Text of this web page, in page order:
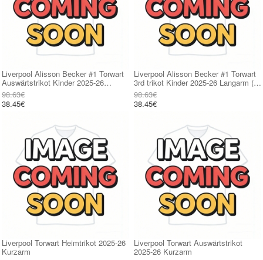
Liverpool Alisson Becker #1 Torwart
Auswärtstrikot Kinder 2025-26
Langarm (+ kurze hosen)
98.63€
38.45€
Liverpool Alisson Becker #1 Torwart
3rd trikot Kinder 2025-26 Langarm (+
kurze hosen)
98.63€
38.45€
Liverpool Torwart Heimtrikot 2025-26
Kurzarm
Liverpool Torwart Auswärtstrikot
2025-26 Kurzarm